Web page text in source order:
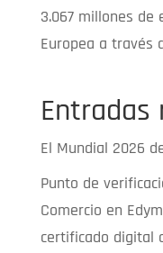
3.067 millones de
Europea a través
Entradas
El Mundial 2026
Punto de
Comercio en
certificado digital